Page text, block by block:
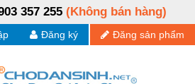
357 255 (Không bán hàng)
Đăng sản phẩm
Đăng ký